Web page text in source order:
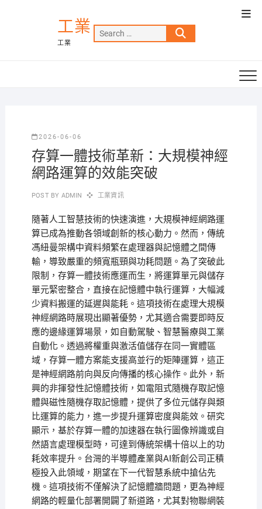
工業
工業
Search
…
2026-06-06
存算一體技術革新：大規模神經
網路運算的效能突破
POST BY ADMIN 工業資訊
隨著人工智慧技術的快速演進，大規模神經網路運
算已成為推動各領域創新的核心動力。然而，傳統
馮紐曼架構中資料頻繁在處理器與記憶體之間傳
輸，導致嚴重的頻寬瓶頸與功耗問題。為了突破此
限制，存算一體技術應運而生，將運算單元與儲存
單元緊密整合，直接在記憶體中執行運算，大幅減
少資料搬運的延遲與能耗。這項技術在處理大規模
神經網路時展現出顯著優勢，尤其適合需要即時反
應的邊緣運算場景，如自動駕駛、智慧醫療與工業
自動化。透過將權重與激活值儲存在同一實體區
域，存算一體方案能支援高並行的矩陣運算，這正
是神經網路前向與反向傳播的核心操作。此外，新
興的非揮發性記憶體技術，如電阻式隨機存取記憶
體與磁性隨機存取記憶體，提供了多位元儲存與類
比運算的能力，進一步提升運算密度與能效。研究
顯示，基於存算一體的加速器在執行圖像辨識或自
然語言處理模型時，可達到傳統架構十倍以上的功
耗效率提升。台灣的半導體產業與AI新創公司正積
極投入此領域，期望在下一代智慧系統中搶佔先
機。這項技術不僅解決了記憶體牆問題，更為神經
網路的輕量化部署開闢了新道路，尤其對物聯網裝